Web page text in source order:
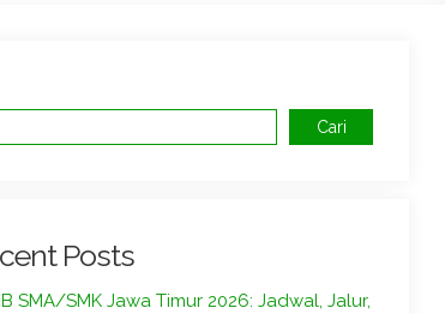
Cari
Posts
SMA/SMK Jawa Timur 2026: Jadwal, Jalur,